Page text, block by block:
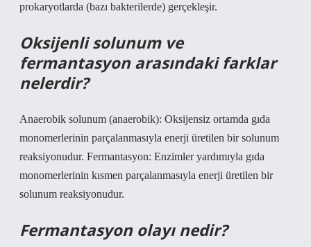
prokaryotlarda (bazı bakterilerde) gerçekleşir.
Oksijenli solunum ve
fermantasyon arasındaki farklar
nelerdir?
Anaerobik solunum (anaerobik): Oksijensiz ortamda gıda
monomerlerinin parçalanmasıyla enerji üretilen bir solunum
reaksiyonudur. Fermantasyon: Enzimler yardımıyla gıda
monomerlerinin kısmen parçalanmasıyla enerji üretilen bir
solunum reaksiyonudur.
Fermantasyon olayı nedir?